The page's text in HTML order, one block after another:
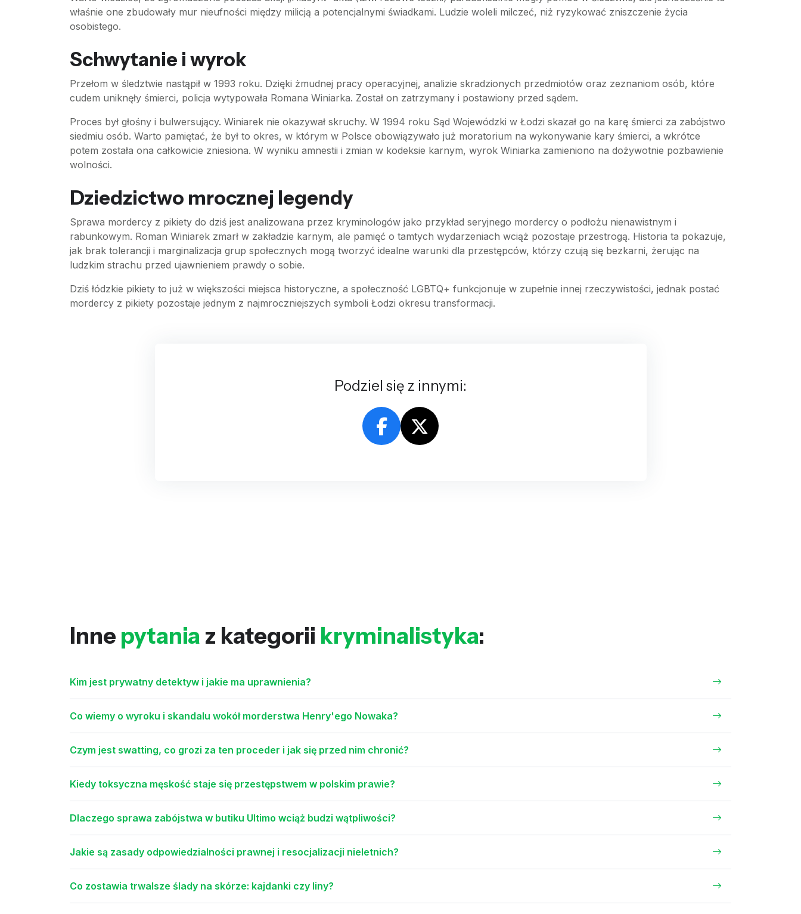
właśnie one zbudowały mur nieufności między milicją a potencjalnymi świadkami. Ludzie woleli milczeć, niż ryzykować zniszczenie życia
osobistego.
Schwytanie i wyrok
Przełom w śledztwie nastąpił w 1993 roku. Dzięki żmudnej pracy operacyjnej, analizie skradzionych przedmiotów oraz zeznaniom osób, które
cudem uniknęły śmierci, policja wytypowała Romana Winiarka. Został on zatrzymany i postawiony przed sądem.
Proces był głośny i bulwersujący. Winiarek nie okazywał skruchy. W 1994 roku Sąd Wojewódzki w Łodzi skazał go na karę śmierci za zabójstwo
siedmiu osób. Warto pamiętać, że był to okres, w którym w Polsce obowiązywało już moratorium na wykonywanie kary śmierci, a wkrótce
potem została ona całkowicie zniesiona. W wyniku amnestii i zmian w kodeksie karnym, wyrok Winiarka zamieniono na dożywotnie pozbawienie
wolności.
Dziedzictwo mrocznej legendy
Sprawa mordercy z pikiety do dziś jest analizowana przez kryminologów jako przykład seryjnego mordercy o podłożu nienawistnym i
rabunkowym. Roman Winiarek zmarł w zakładzie karnym, ale pamięć o tamtych wydarzeniach wciąż pozostaje przestrogą. Historia ta pokazuje,
jak brak tolerancji i marginalizacja grup społecznych mogą tworzyć idealne warunki dla przestępców, którzy czują się bezkarni, żerując na
ludzkim strachu przed ujawnieniem prawdy o sobie.
Dziś łódzkie pikiety to już w większości miejsca historyczne, a społeczność LGBTQ+ funkcjonuje w zupełnie innej rzeczywistości, jednak postać
mordercy z pikiety pozostaje jednym z najmroczniejszych symboli Łodzi okresu transformacji.
Podziel się z innymi:
Inne pytania z kategorii kryminalistyka:
Kim jest prywatny detektyw i jakie ma uprawnienia?
Co wiemy o wyroku i skandalu wokół morderstwa Henry'ego Nowaka?
Czym jest swatting, co grozi za ten proceder i jak się przed nim chronić?
Kiedy toksyczna męskość staje się przestępstwem w polskim prawie?
Dlaczego sprawa zabójstwa w butiku Ultimo wciąż budzi wątpliwości?
Jakie są zasady odpowiedzialności prawnej i resocjalizacji nieletnich?
Co zostawia trwalsze ślady na skórze: kajdanki czy liny?